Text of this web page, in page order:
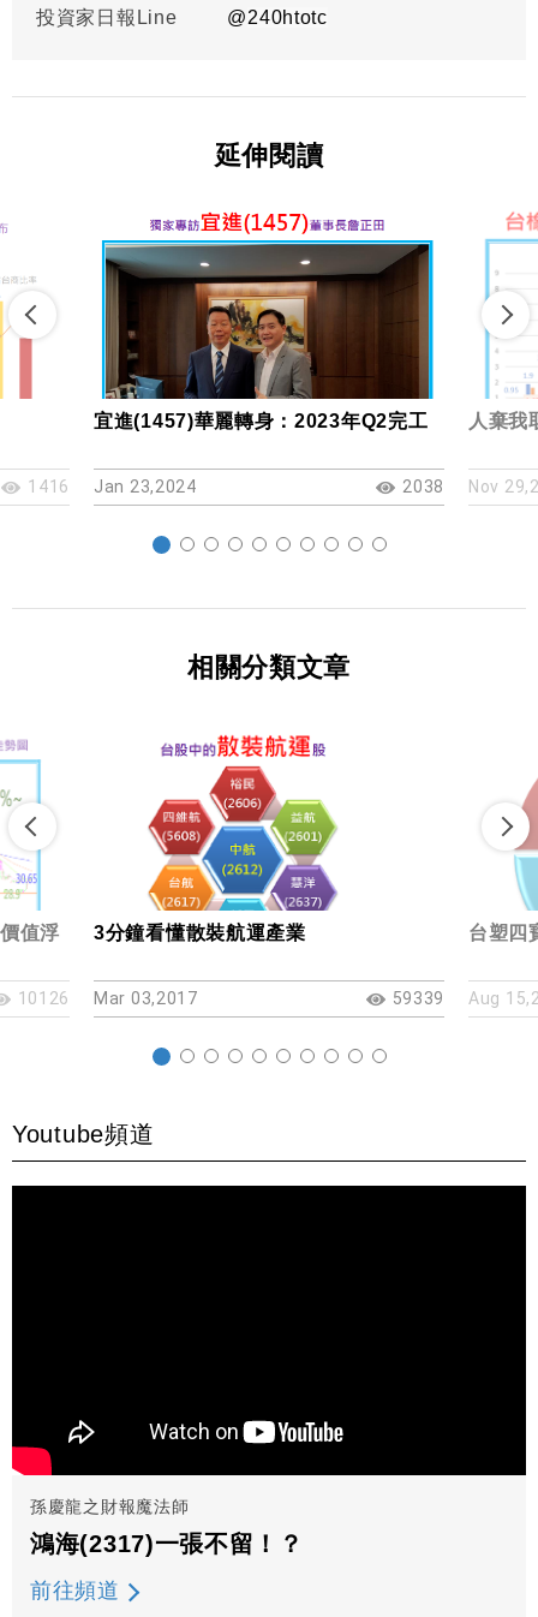
投資家日報Line
@240htotc
延伸閱讀
1416
宜進(1457)華麗轉身：2023年Q2完工
Jan 23,2024 2038
人棄我
Nov
相關分類文章
值浮
10126
3分鐘看懂散裝航運產業
Mar 03,2017 59339
台塑四
Aug
Youtube頻道
孫慶龍之財報魔法師
鴻海(2317)一張不留！？
前往頻道